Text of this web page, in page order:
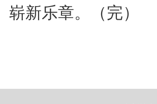
崭新乐章。（完）